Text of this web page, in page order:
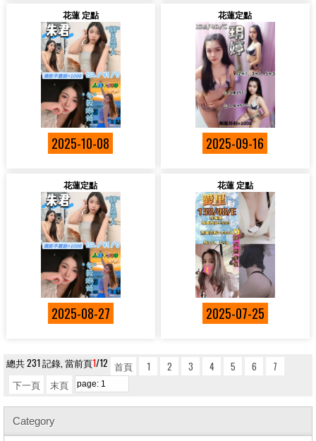
花蓮 定點
2025-10-08
花蓮定點
2025-09-16
花蓮定點
2025-08-27
花蓮 定點
2025-07-25
總共 231 記錄, 當前頁1/12 首頁 1 2 3 4 5 6
7
下一頁
末頁
Category